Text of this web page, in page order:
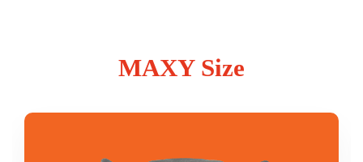
MAXY Size